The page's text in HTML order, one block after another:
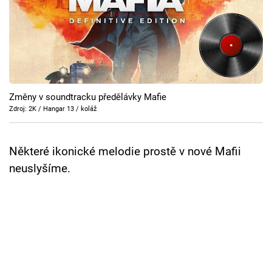
Hry
Cool Esport
Pořady
TV Program
Přihlášení
Změny v soundtracku předělávky Mafie
Zdroj: 2K / Hangar 13 / koláž
Některé ikonické melodie prostě v nové Mafii
neuslyšíme.